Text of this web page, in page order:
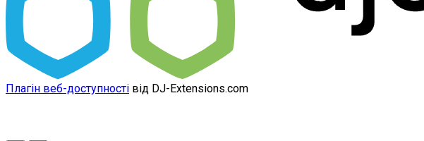
Плагін веб-доступності від DJ-Extensions.com